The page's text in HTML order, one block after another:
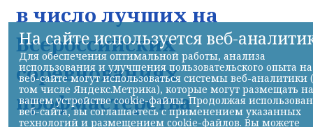
в число лучших на
Всероссийских
соревнованиях
профмастерства
На сайте используется веб-
Для обеспечения оптимальной работы, анализа
использования и улучшения пользовательского опыта на
веб-сайте могут использоваться системы веб-аналитики
том числе Яндекс.Метрика), которые могут размещать на
вашем устройстве cookie-файлы. Продолжая
веб-сайта, вы соглашаетесь с применением указанных
технологий и размещением cookie-файлов. Вы можете